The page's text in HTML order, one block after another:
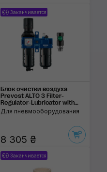
Заканчивается
Блок очистки воздуха
Prevost ALTO 3 Filter-
Regulator-Lubricator with
Wall Bracket
Для пневмооборудования
8 305 ₴
Заканчивается